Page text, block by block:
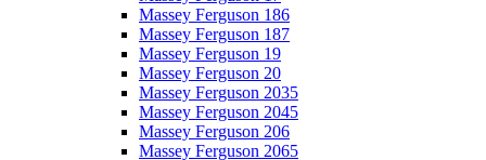
Massey Ferguson 186
Massey Ferguson 187
Massey Ferguson 19
Massey Ferguson 20
Massey Ferguson 2035
Massey Ferguson 2045
Massey Ferguson 206
Massey Ferguson 2065